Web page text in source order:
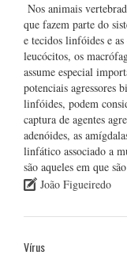
Nos animais
que fazem parte do
e tecidos linfóides e
leucócitos, os
assume especial
potenciais agressores
linfóides, podem
captura de agentes
adenóides, as
linfático associado a
são aqueles em que
João Figueiredo
Vírus